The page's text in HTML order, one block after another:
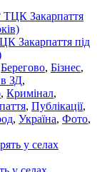
Закарпаття під
Берегово, Бізнес,
ЗД,
, Кримінал,
, Публікації,
, Україна, Фото,